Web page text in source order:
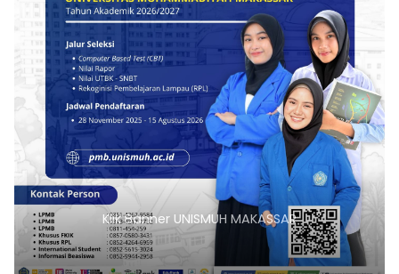
Klik Banner UNISMUH MAKASSAR